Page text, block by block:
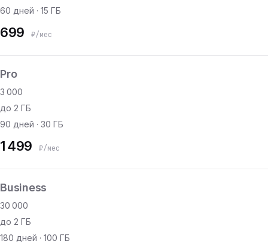
60 дней · 15 ГБ
699 ₽/мес
Pro
3 000
до 2 ГБ
90 дней · 30 ГБ
1 499 ₽/мес
Business
30 000
до 2 ГБ
180 дней · 100 ГБ